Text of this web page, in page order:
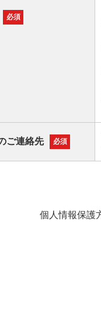
必須
ご連絡先 必須
個人情報保護